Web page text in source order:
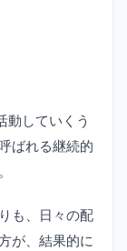
していくう
ばれる継続的
も、日々の配
が、結果的に